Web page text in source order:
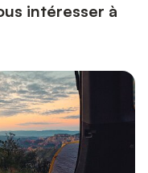
intéresser à